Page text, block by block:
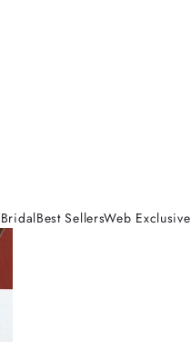
BridalBest SellersWeb Exclusive